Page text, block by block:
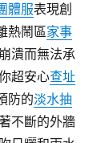
體服表現創
熱鬧區家事
潰而無法承
超安心查址
防的淡水抽
不斷的外牆